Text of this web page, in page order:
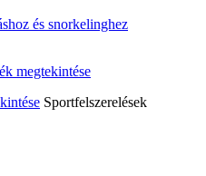
és snorkelinghez
Sportfelszerelések